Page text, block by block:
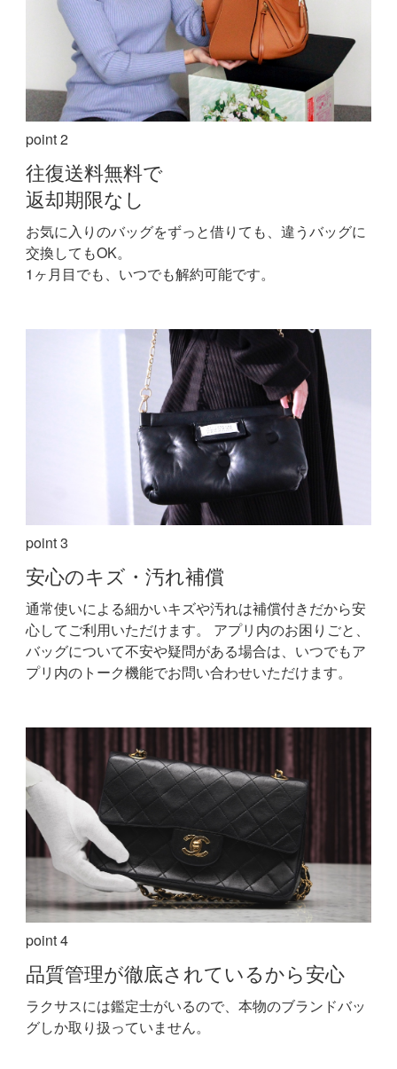
point 2
往復送料無料で
返却期限なし
お気に入りのバッグをずっと借りても、違うバッグに
交換してもOK。
1ヶ月目でも、いつでも解約可能です。
point 3
安心のキズ・汚れ補償
通常使いによる細かいキズや汚れは補償付きだから安
心してご利用いただけます。 アプリ内のお困りごと、
バッグについて不安や疑問がある場合は、いつでもア
プリ内のトーク機能でお問い合わせいただけます。
point 4
品質管理が徹底されているから安心
ラクサスには鑑定士がいるので、本物のブランドバッ
グしか取り扱っていません。